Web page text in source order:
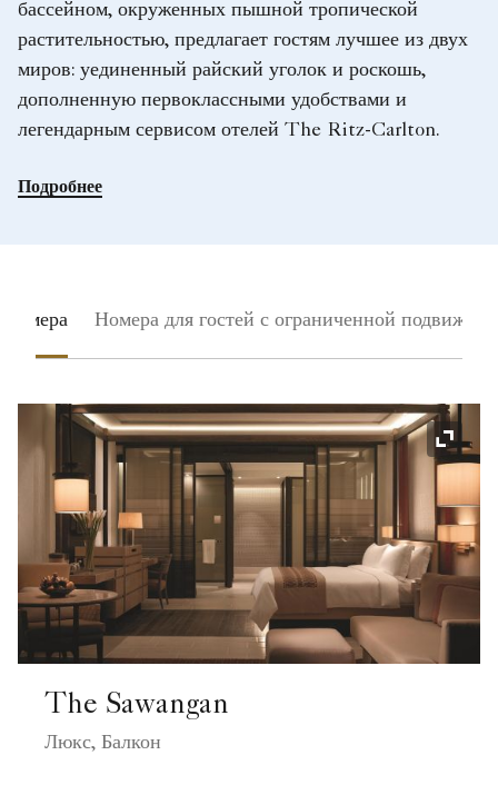
бассейном, окруженных пышной тропической
растительностью, предлагает гостям лучшее из двух
миров: уединенный райский уголок и роскошь,
дополненную первоклассными удобствами и
легендарным сервисом отелей The Ritz-Carlton.
Подробнее
номера Номера для гостей с ограниченной
The Sawangan
Люкс, Балкон